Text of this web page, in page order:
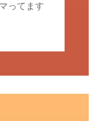
ってます